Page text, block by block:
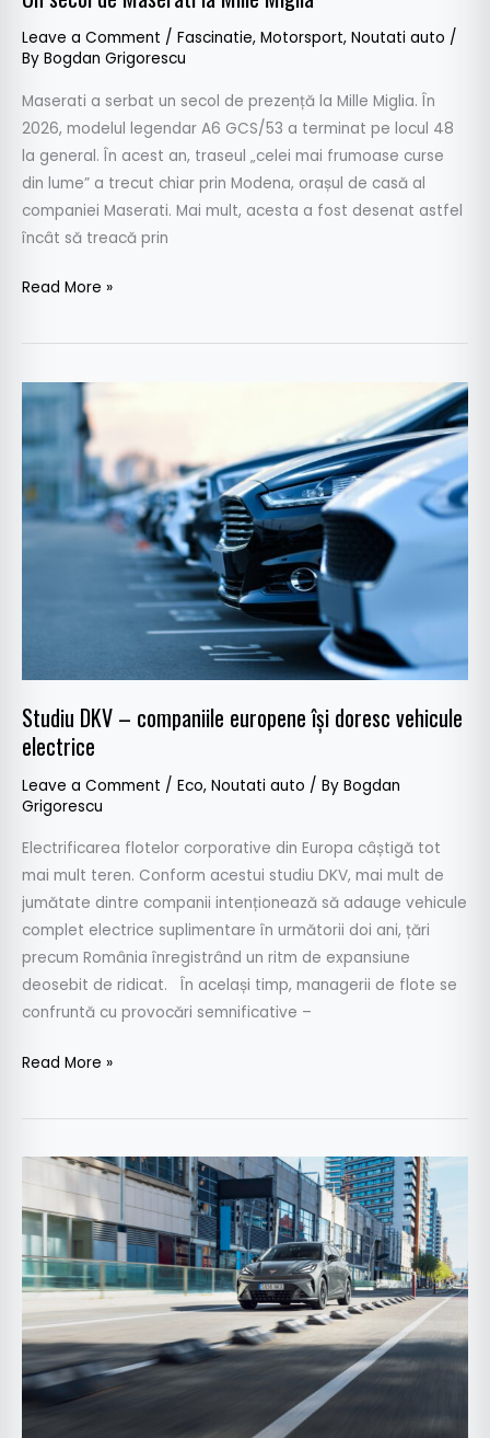
Leave a Comment / Fascinatie, Motorsport, Noutati auto /
By Bogdan Grigorescu
Maserati a serbat un secol de prezență la Mille Miglia. În
2026, modelul legendar A6 GCS/53 a terminat pe locul 48
la general. În acest an, traseul „celei mai frumoase curse
din lume” a trecut chiar prin Modena, orașul de casă al
companiei Maserati. Mai mult, acesta a fost desenat astfel
încât să treacă prin
Read More »
Studiu DKV – companiile europene își doresc vehicule
electrice
Leave a Comment / Eco, Noutati auto / By Bogdan
Grigorescu
Electrificarea flotelor corporative din Europa câștigă tot
mai mult teren. Conform acestui studiu DKV, mai mult de
jumătate dintre companii intenționează să adauge vehicule
complet electrice suplimentare în următorii doi ani, țări
precum România înregistrând un ritm de expansiune
deosebit de ridicat. În același timp, managerii de flote se
confruntă cu provocări semnificative –
Studiu
–
companiile
europene
Read More »
Cupra
Raval
VZ